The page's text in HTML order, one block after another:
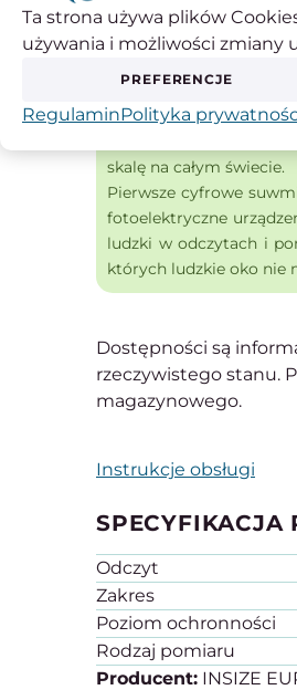
W latach
wykorzystuje skalę
oznaczeniami na
rozdzielczość i
Suwmiarki cyfrowe
gdy zarówno
skalę na całym świecie.
Pierwsze cyfrowe
fotoelektryczne
ludzki w odczytach i
których ludzkie oko nie
Dostępności są
rzeczywistego stanu.
magazynowego.
Instrukcje obsługi
SPECYFIKACJA
Odczyt
Zakres
Poziom ochronności
Rodzaj pomiaru
Producent: INSIZE
Ta strona używa plików
używania i możliwości zmiany
PREFERENCJE
RegulaminPolityka